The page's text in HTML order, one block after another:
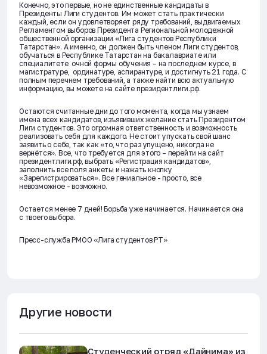
Конечно, это первые, но не единственные кандидаты в
Президенты Лиги студентов. Им может стать практически
каждый, если он удовлетворяет ряду требований, выдвигаемых
Регламентом выборов Президента Региональной молодежной
общественной организации «Лига студентов Республики
Татарстан». А именно, он должен быть членом Лиги студентов,
обучаться в Республике Татарстан на бакалавриате или
специалитете очной формы обучения – на последнем курсе, в
магистратуре, ординатуре, аспирантуре, и достигнуть 21 года. С
полным перечнем требований, а также найти всю актуальную
информацию, вы можете на сайте президентлиги.рф.
Остаются считанные дни до того момента, когда мы узнаем
имена всех кандидатов, изъявивших желание стать Президентом
Лиги студентов. Это огромная ответственность и возможность
реализовать себя для каждого. Не стоит упускать свой шанс
заявить о себе, так как «то, что раз упущено, никогда не
вернётся». Все, что требуется для этого – перейти на сайт
президентлиги.рф, выбрать «Регистрация кандидатов»,
заполнить все поля анкеты и нажать кнопку
«Зарегистрироваться». Все гениальное - просто, все
невозможное - возможно.
Остается менее 7 дней! Борьба уже начинается. Начинается она
с твоего выбора.
Пресс-служба РМОО «Лига студентов РТ»
Другие новости
Студенческий отряд «Дайнима» из